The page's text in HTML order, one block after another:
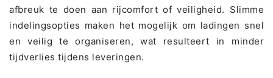
afbreuk te doen aan rijcomfort of veiligheid. Slimme
indelingsopties maken het mogelijk om ladingen snel
en veilig te organiseren, wat resulteert in minder
tijdverlies tijdens leveringen.